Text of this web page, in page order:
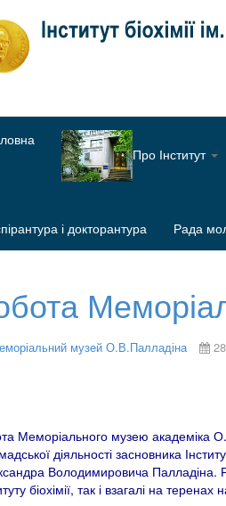
Про Інститут
і докторантура Рада
музей О.В.Палладіна
Меморіального музею академіка
діяльності засновника
Володимировича Палладіна.
біохімії, так і взагалі на